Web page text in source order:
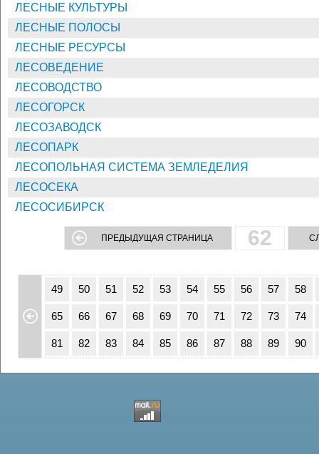
ЛЕСНЫЕ КУЛЬТУРЫ
ЛЕСНЫЕ ПОЛОСЫ
ЛЕСНЫЕ РЕСУРСЫ
ЛЕСОВЕДЕНИЕ
ЛЕСОВОДСТВО
ЛЕСОГОРСК
ЛЕСОЗАВОДСК
ЛЕСОПАРК
ЛЕСОПОЛЬНАЯ СИСТЕМА ЗЕМЛЕДЕЛИЯ
ЛЕСОСЕКА
ЛЕСОСИБИРСК
ПРЕДЫДУЩАЯ СТРАНИЦА 62
32
49 50 51 52 53 54 55 56 57 58
65 66 67 68 69 70 71 72 73 74
81 82 83 84 85 86 87 88 89 90